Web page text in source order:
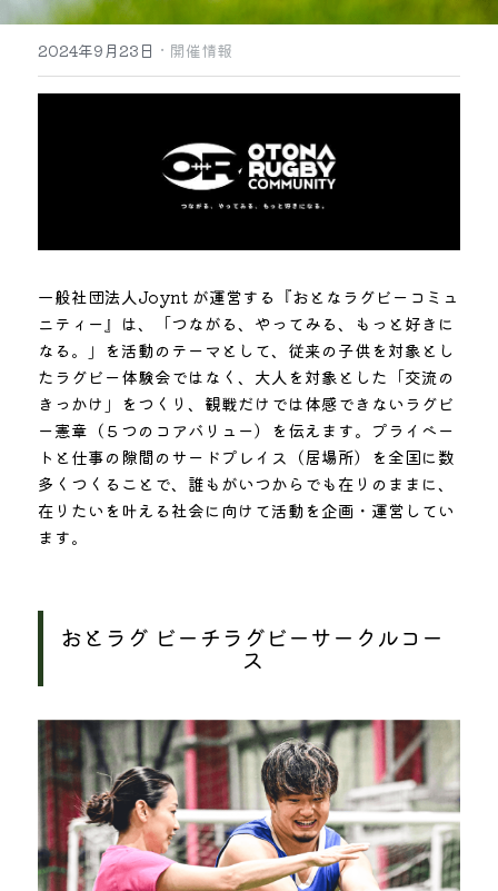
2024年9月23日 · 開催情報
一般社団法人Joynt が運営する『おとなラグビーコミュ
ニティー』は、「つながる、やってみる、もっと好きに
なる。」を活動のテーマとして、従来の子供を対象とし
たラグビー体験会ではなく、大人を対象とした「交流の
きっかけ」をつくり、観戦だけでは体感できないラグビ
ー憲章（５つのコアバリュー）を伝えます。プライベー
トと仕事の隙間のサードプレイス（居場所）を全国に数
多くつくることで、誰もがいつからでも在りのままに、
在りたいを叶える社会に向けて活動を企画・運営してい
ます。
おとラグ ビーチラグビーサークルコー
ス